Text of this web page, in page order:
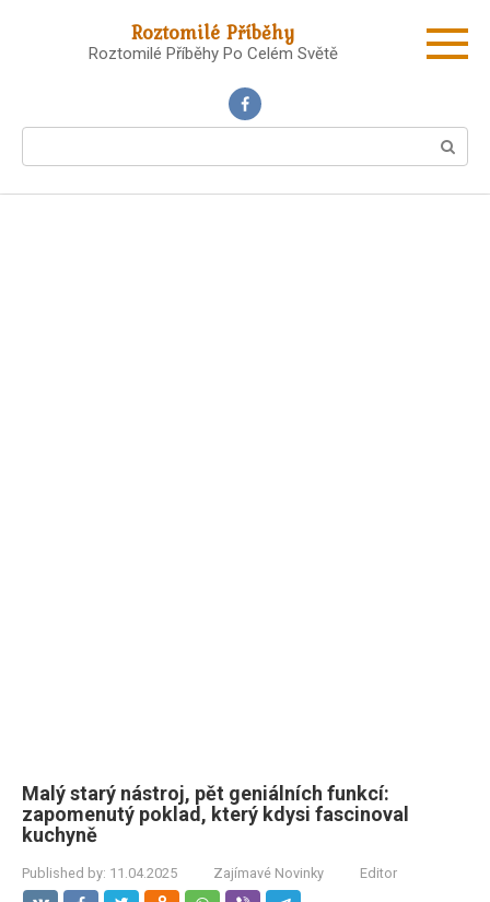
Roztomilé Příběhy
Roztomilé Příběhy Po Celém Světě
Malý starý nástroj, pět geniálních funkcí:
zapomenutý poklad, který kdysi fascinoval
kuchyně
Published by: 11.04.2025 Zajímavé Novinky Editor